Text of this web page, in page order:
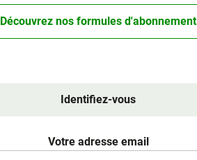
Découvrez nos formules d'abonnement
Identifiez-vous
Votre adresse email